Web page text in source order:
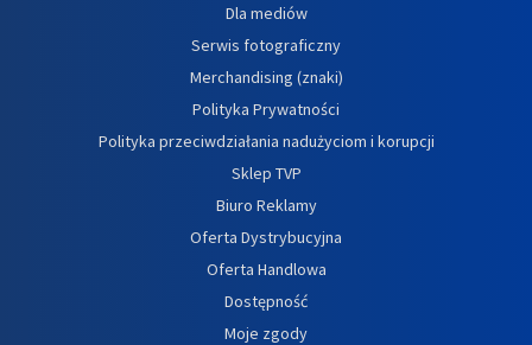
Dla mediów
Serwis fotograficzny
Merchandising (znaki)
Polityka Prywatności
Polityka przeciwdziałania nadużyciom i korupcji
Sklep TVP
Biuro Reklamy
Oferta Dystrybucyjna
Oferta Handlowa
Dostępność
Moje zgody